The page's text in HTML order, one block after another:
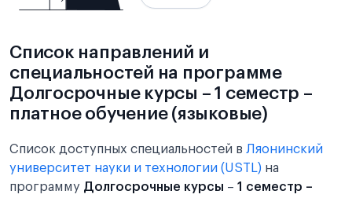
Список направлений и
специальностей на программе
Долгосрочные курсы – 1 семестр –
платное обучение (языковые)
Список доступных специальностей в Ляонинский
университет науки и технологии (USTL) на
программу Долгосрочные курсы – 1 семестр –